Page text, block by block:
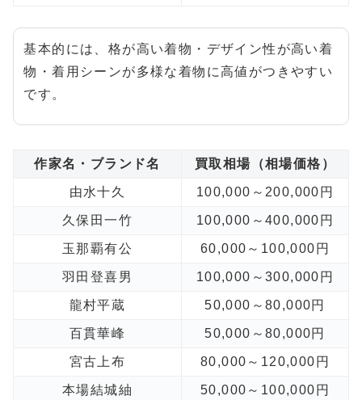
基本的には、格が高い着物・デザイン性が高い着
物・着用シーンが多様な着物に高値がつきやすい
です。
作家名・ブランド名 買取相場（相場価格）
由水十久 100,000～200,000円
久保田一竹 100,000～400,000円
玉那覇有公 60,000～100,000円
羽田登喜男 100,000～300,000円
龍村平蔵 50,000～80,000円
百貫華峰 50,000～80,000円
宮古上布 80,000～120,000円
本場結城紬 50,000～100,000円